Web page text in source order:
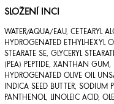
SLOŽENÍ INCI
WATER/AQUA/EAU, CETEARYL
HYDROGENATED ETHYLHEXYL
STEARATE SE, GLYCERYL
(PEA) PEPTIDE, XANTHAN GUM,
HYDROGENATED OLIVE OIL
INDICA SEED BUTTER, SODIUM
PANTHENOL, LINOLEIC ACID,